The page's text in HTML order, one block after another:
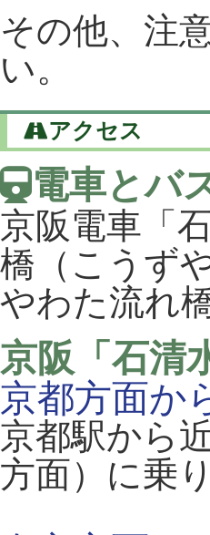
その他、注
い。
アクセス
電車とバ
京阪電車「
橋（こうず
やわた流れ
京阪「石清
京都方面か
京都駅から
方面）に乗